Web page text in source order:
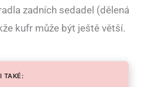
zadních sedadel (dělená
kufr může být ještě větší.
TAKÉ: